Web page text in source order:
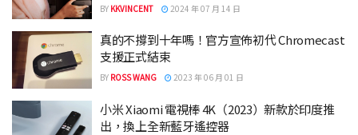
BY KKVINCENT 2024 年 07 月 14 日
真的不撐到十年嗎！官方宣佈初代 Chromecast
支援正式結束
BY ROSS WANG 2023 年 06 月 01 日
小米 Xiaomi 電視棒 4K（2023）新款於印度推
出，換上全新藍牙遙控器